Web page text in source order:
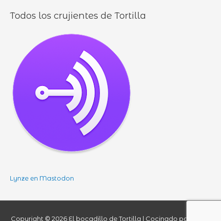
Todos los crujientes de Tortilla
Lynze en Mastodon
Copyright © 2026 El bocadillo de Tortilla | Cocinado por Lynze